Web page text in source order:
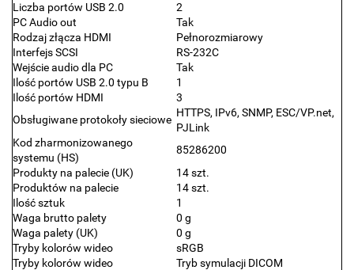
Liczba portów USB 2.0
2
PC Audio out
Tak
Rodzaj złącza HDMI
Pełnorozmiarowy
Interfejs SCSI
RS-232C
Wejście audio dla PC
Tak
Ilość portów USB 2.0 typu B
1
Ilość portów HDMI
3
Obsługiwane protokoły sieciowe
HTTPS, IPv6, SNMP, ESC/VP.net,
PJLink
Kod zharmonizowanego
systemu (HS)
85286200
Produkty na palecie (UK)
14 szt.
Produktów na palecie
14 szt.
Ilość sztuk
1
Waga brutto palety
0 g
Waga palety (UK)
0 g
Tryby kolorów wideo
sRGB
Tryby kolorów wideo
Tryb symulacji DICOM